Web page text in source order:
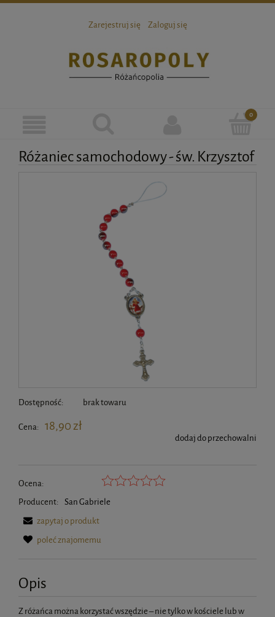
Zarejestruj się Zaloguj się
Różaniec samochodowy - św. Krzysztof
Dostępność: brak towaru
Cena: 18,90 zł
dodaj do przechowalni
Ocena:
Producent: San Gabriele
zapytaj o produkt
poleć znajomemu
Opis
Z różańca można korzystać wszędzie – nie tylko w kościele lub w